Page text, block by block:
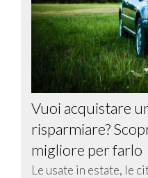
Vuoi acquistare
risparmiare?
migliore per farlo
Le usate in estate, le